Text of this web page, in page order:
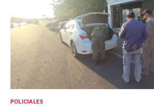
POLICIALES